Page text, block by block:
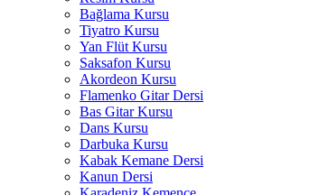
Bağlama Kursu
Tiyatro Kursu
Yan Flüt Kursu
Saksafon Kursu
Akordeon Kursu
Flamenko Gitar Dersi
Bas Gitar Kursu
Dans Kursu
Darbuka Kursu
Kabak Kemane Dersi
Kanun Dersi